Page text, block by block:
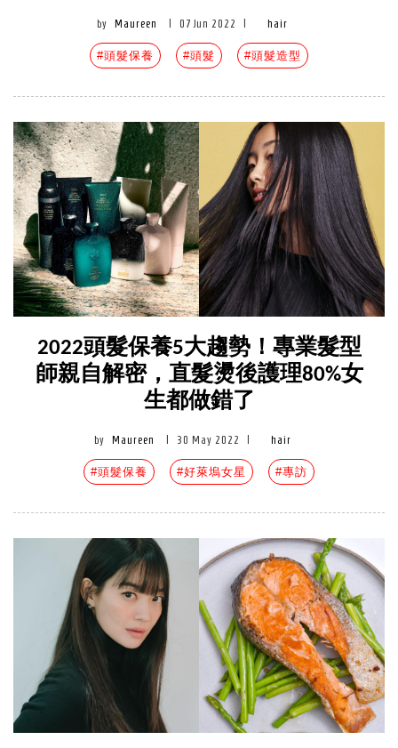
by Maureen 07 Jun 2022 hair
#頭髮保養 #頭髮 #頭髮造型
2022頭髮保養5大趨勢！專業髮型
師親自解密，直髮燙後護理80%女
生都做錯了
by Maureen 30 May 2022 hair
#頭髮保養 #好萊塢女星 #專訪